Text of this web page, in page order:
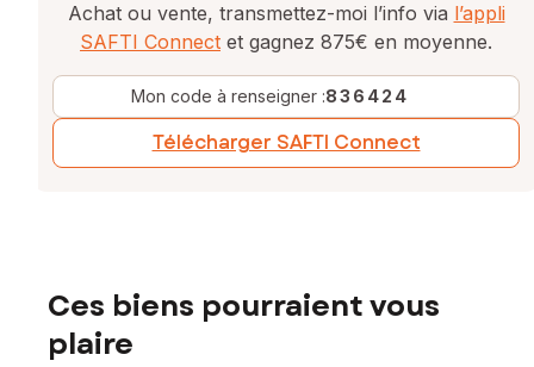
Achat ou vente, transmettez-moi l’info via l’appli
SAFTI Connect et gagnez 875€ en moyenne.
Mon code à renseigner :836424
Télécharger SAFTI Connect
Ces biens pourraient vous
plaire